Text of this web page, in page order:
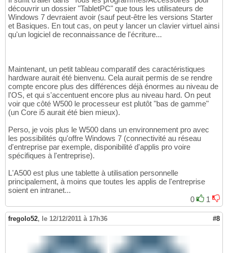
découvrir un dossier "TabletPC" que tous les utilisateurs de
Windows 7 devraient avoir (sauf peut-être les versions Starter
et Basiques. En tout cas, on peut y lancer un clavier virtuel ainsi
qu'un logiciel de reconnaissance de l'écriture...
Maintenant, un petit tableau comparatif des caractéristiques
hardware aurait été bienvenu. Cela aurait permis de se rendre
compte encore plus des différences déjà énormes au niveau de
l'OS, et qui s'accentuent encore plus au niveau hard. On peut
voir que côté W500 le processeur est plutôt "bas de gamme"
(un Core i5 aurait été bien mieux).
Perso, je vois plus le W500 dans un environnement pro avec
les possibilités qu'offre Windows 7 (connectivité au réseau
d'entreprise par exemple, disponibilité d'applis pro voire
spécifiques à l'entreprise).
L'A500 est plus une tablette à utilisation personnelle
principalement, à moins que toutes les applis de l'entreprise
soient en intranet...
0
1
fregolo52, le 12/12/2011 à 17h36 #8